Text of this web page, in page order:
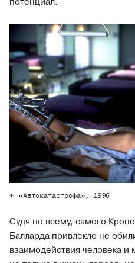
«Автокатастрофа», 1996
Судя по всему, самого
Балларда привлекло не
взаимодействия человека